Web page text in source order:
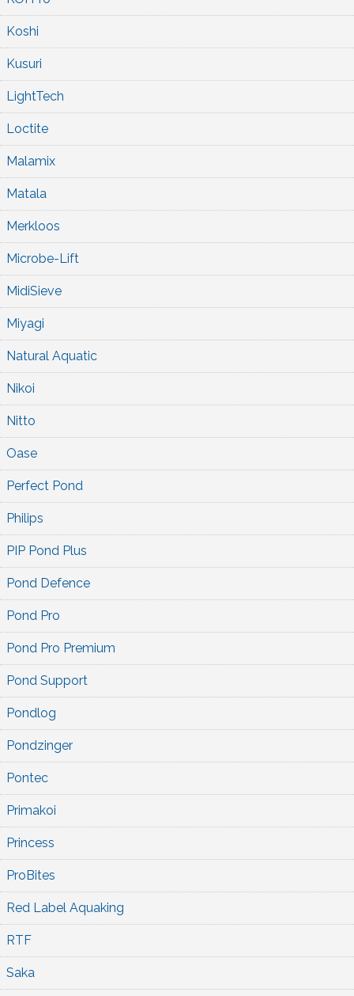
Koshi
Kusuri
LightTech
Loctite
Malamix
Matala
Merkloos
Microbe-Lift
MidiSieve
Miyagi
Natural Aquatic
Nikoi
Nitto
Oase
Perfect Pond
Philips
PIP Pond Plus
Pond Defence
Pond Pro
Pond Pro Premium
Pond Support
Pondlog
Pondzinger
Pontec
Primakoi
Princess
ProBites
Red Label Aquaking
RTF
Saka